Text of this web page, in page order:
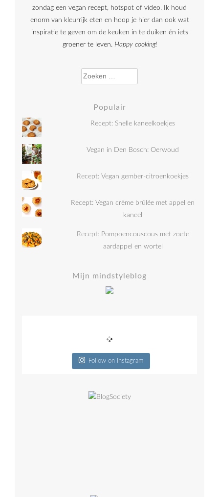
zondag een vegan recept, hotspot of video. Ik houd
enorm van kleurrijk eten en hoop je hier dan ook wat
inspiratie te geven om de keuken in te duiken én iets
groener te leven. Happy cooking!
Zoeken naar:
Populair
Recept: Snelle kaneelkoekjes
Vegan in Den Bosch: Oerwoud
Recept: Vegan gember-citroenkoekjes
Recept: Vegan crème brûlée met appel en
kaneel
Recept: Pompoencouscous met zoete
aardappel en wortel
Mijn mindstyleblog
Follow on Instagram